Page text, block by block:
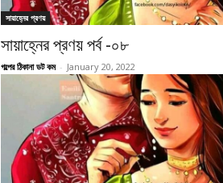
সায়াহ্নের প্রণয়
সায়াহ্নের প্রণয় পর্ব -০৮
গল্পের ঠিকানা ডট কম - January 20, 2022